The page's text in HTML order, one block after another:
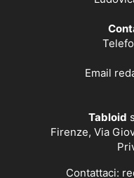
Email
Tabloid
Firenze, Via
Contattaci: